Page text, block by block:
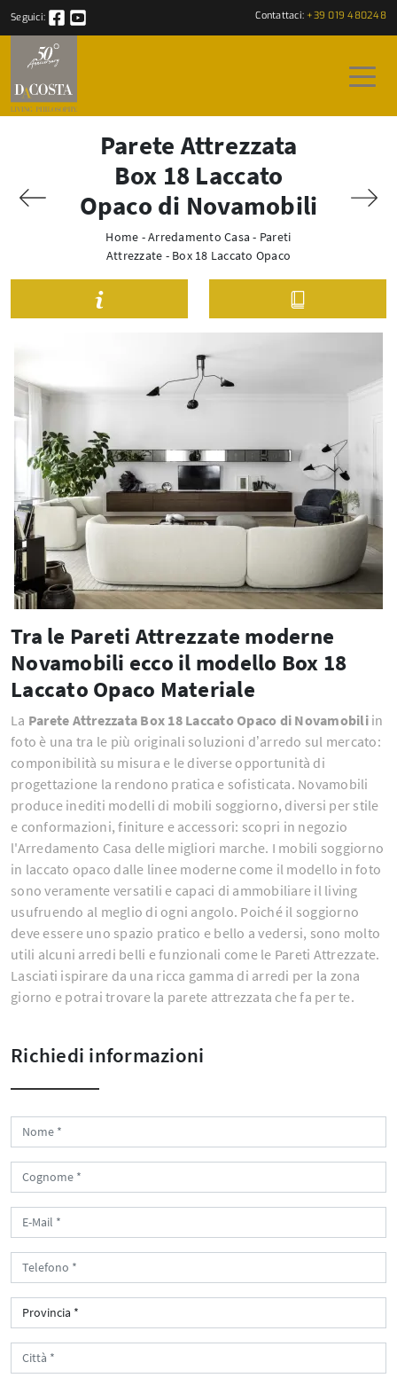
Seguici: Contattaci: +39 019 480248
Parete Attrezzata
Box 18 Laccato
Opaco di Novamobili
Home -Arredamento Casa - Pareti
Attrezzate - Box 18 Laccato Opaco
Tra le Pareti Attrezzate moderne
Novamobili ecco il modello Box 18
Laccato Opaco Materiale
La Parete Attrezzata Box 18 Laccato Opaco di Novamobiliin
foto è una tra le più originali soluzioni d’arredo sul mercato:
componibilità su misura e le diverse opportunità di
progettazione la rendono pratica e sofisticata. Novamobili
produce inediti modelli di mobili soggiorno, diversi per stile
e conformazioni, finiture e accessori: scopri in negozio
l'Arredamento Casa delle migliori marche. I mobili soggiorno
in laccato opaco dalle linee moderne come il modello in foto
sono veramente versatili e capaci di ammobiliare il living
usufruendo al meglio di ogni angolo. Poiché il soggiorno
deve essere uno spazio pratico e bello a vedersi, sono molto
utili alcuni arredi belli e funzionali come le Pareti Attrezzate.
Lasciati ispirare da una ricca gamma di arredi per la zona
giorno e potrai trovare la parete attrezzata che fa per te.
Richiedi informazioni